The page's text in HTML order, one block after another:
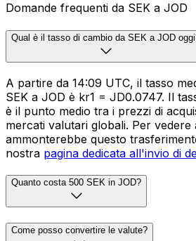
Domande frequenti da SEK a JOD
Qual è il tasso di cambio da SEK a JOD
A partire da 14:09 UTC, il tasso
SEK a JOD è kr1 = JD0.0747. Il
è il punto medio tra i prezzi di
mercati valutari globali. Per vedere
ammonterebbe questo
nostra pagina dedicata all'invio di
Quanto costa 500 SEK in JOD?
Come posso convertire le valute?